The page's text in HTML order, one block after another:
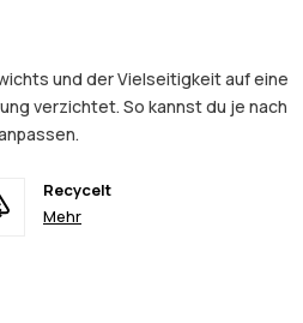
und der Vielseitigkeit auf eine
verzichtet. So kannst du je nach
Recycelt
Mehr